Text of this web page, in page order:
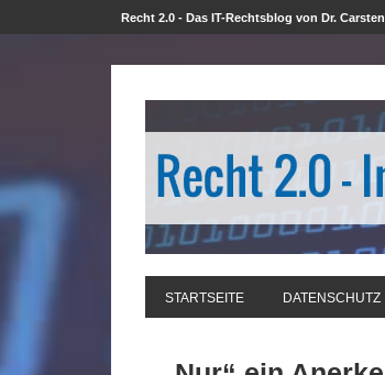
Recht 2.0 - Das IT-Rechtsblog von Dr.
STARTSEITE DATENSCHUTZ